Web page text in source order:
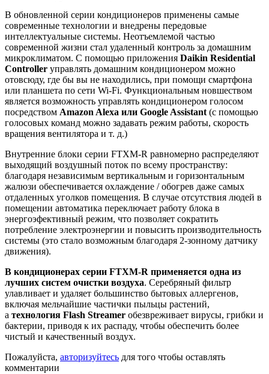
В обновленной серии кондиционеров применены самые
современные технологии и внедрены передовые
интеллектуальные системы. Неотъемлемой частью
современной жизни стал удаленный контроль за домашним
микроклиматом. С помощью приложения Daikin Residential
Controller управлять домашним кондиционером можно
отовсюду, где бы вы не находились, при помощи смартфона
или планшета по сети Wi-Fi. Функциональным новшеством
является возможность управлять кондиционером голосом
посредством Amazon Alexa или Google Assistant (с помощью
голосовых команд можно задавать режим работы, скорость
вращения вентилятора и т. д.)
Внутренние блоки серии FTXM-R равномерно распределяют
выходящий воздушный поток по всему пространству:
благодаря независимым вертикальным и горизонтальным
жалюзи обеспечивается охлаждение / обогрев даже самых
отдаленных уголков помещения. В случае отсутствия людей в
помещении автоматика переключает работу блока в
энергоэфективный режим, что позволяет сократить
потребление электроэнергии и повысить производительность
системы (это стало возможным благодаря 2-зонному датчику
движения).
В кондиционерах серии FTXM-R применяется одна из
лучших систем очистки воздуха. Серебряный фильтр
улавливает и удаляет большинство бытовых аллергенов,
включая мельчайшие частички пыльцы растений,
а технология Flash Streamer обезвреживает вирусы, грибки и
бактерии, приводя к их распаду, чтобы обеспечить более
чистый и качественный воздух.
Пожалуйста, авторизуйтесь для того чтобы оставлять
комментарии